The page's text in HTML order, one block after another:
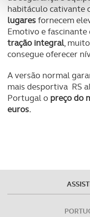
funcionalidades de
analisar dados de
Adicionalmente
utilização do nosso
O ACP garantirá que
dados pessoais
consentimento e
experiência de
disponibilizados.
habitáculo cativante
lugaresfornecem
Emotivo e
tração integral,
consegue oferecer
A versão normal
mais desportiva RS
Portugal o preço do
euros.